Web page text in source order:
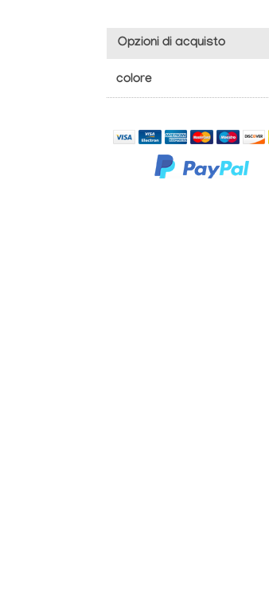
Opzioni di acquisto
colore